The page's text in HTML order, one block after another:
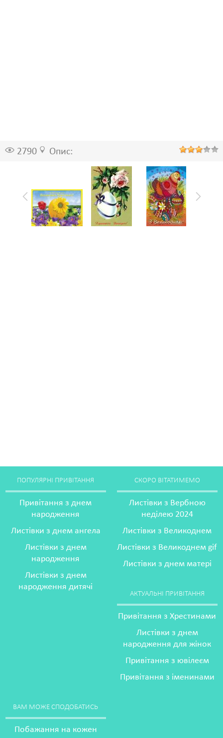
2790 Опис:
ПОПУЛЯРНІ ПРИВІТАННЯ
Привітання з днем
народження
Листівки з днем ангела
Листівки з днем
народження
Листівки з днем
народження дитячі
СКОРО ВІТАТИМЕМО
Листівки з Вербною
неділею 2024
Листівки з Великоднем
Листівки з Великоднем gif
Листівки з днем матері
АКТУАЛЬНІ ПРИВІТАННЯ
Привітання з Хрестинами
Листівки з днем
народження для жінок
Привітання з ювілеєм
Привітання з іменинами
ВАМ МОЖЕ СПОДОБАТИСЬ
Побажання на кожен